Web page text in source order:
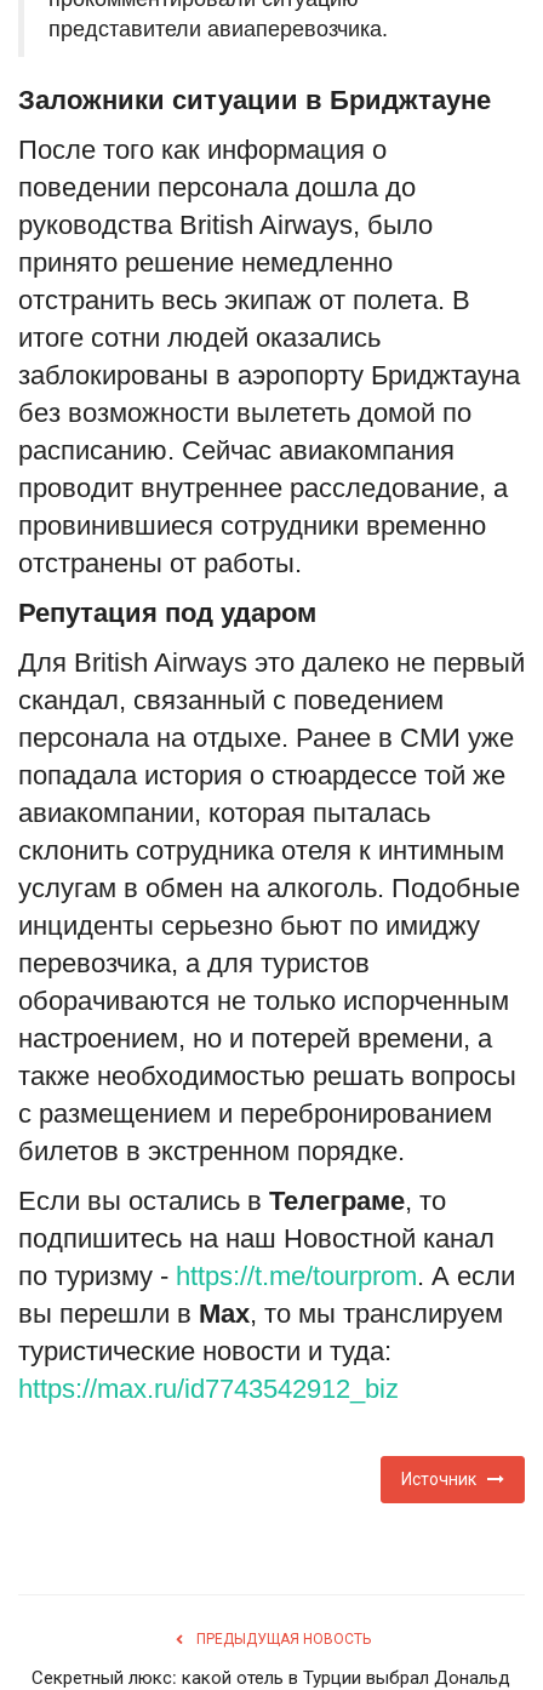
представители авиаперевозчика.
Заложники ситуации в Бриджтауне
После того как информация о
поведении персонала дошла до
руководства British Airways, было
принято решение немедленно
отстранить весь экипаж от полета. В
итоге сотни людей оказались
заблокированы в аэропорту Бриджтауна
без возможности вылететь домой по
расписанию. Сейчас авиакомпания
проводит внутреннее расследование, а
провинившиеся сотрудники временно
отстранены от работы.
Репутация под ударом
Для British Airways это далеко не первый
скандал, связанный с поведением
персонала на отдыхе. Ранее в СМИ уже
попадала история о стюардессе той же
авиакомпании, которая пыталась
склонить сотрудника отеля к интимным
услугам в обмен на алкоголь. Подобные
инциденты серьезно бьют по имиджу
перевозчика, а для туристов
оборачиваются не только испорченным
настроением, но и потерей времени, а
также необходимостью решать вопросы
с размещением и перебронированием
билетов в экстренном порядке.
Если вы остались в Телеграме, то
подпишитесь на наш Новостной канал
по туризму - https://t.me/tourprom. А если
вы перешли в Мах, то мы транслируем
туристические новости и туда:
https://max.ru/id7743542912_biz
Источник
ПРЕДЫДУЩАЯ НОВОСТЬ
Секретный люкс: какой отель в Турции выбрал Дональд